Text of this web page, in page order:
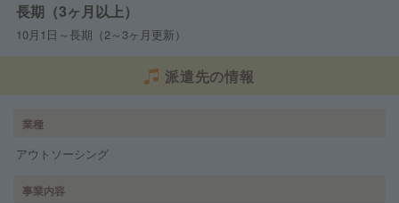
長期（3ヶ月以上）
10月1日～長期（2～3ヶ月更新）
派遣先の情報
業種
アウトソーシング
事業内容